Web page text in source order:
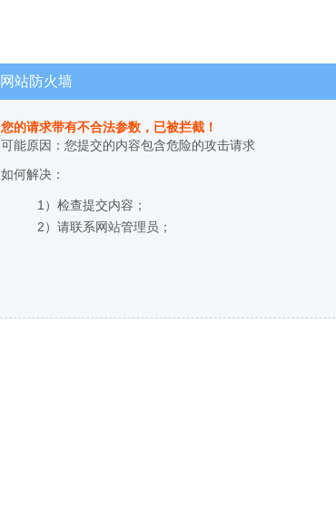
网站防火墙
您的请求带有不合法参数，已被拦截！
可能原因：您提交的内容包含危险的攻击请求
如何解决：
1）检查提交内容；
2）请联系网站管理员；